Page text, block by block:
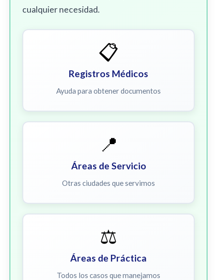
cualquier necesidad.
📋
Registros Médicos
Ayuda para obtener documentos
📍
Áreas de Servicio
Otras ciudades que servimos
⚖️
Áreas de Práctica
Todos los casos que manejamos